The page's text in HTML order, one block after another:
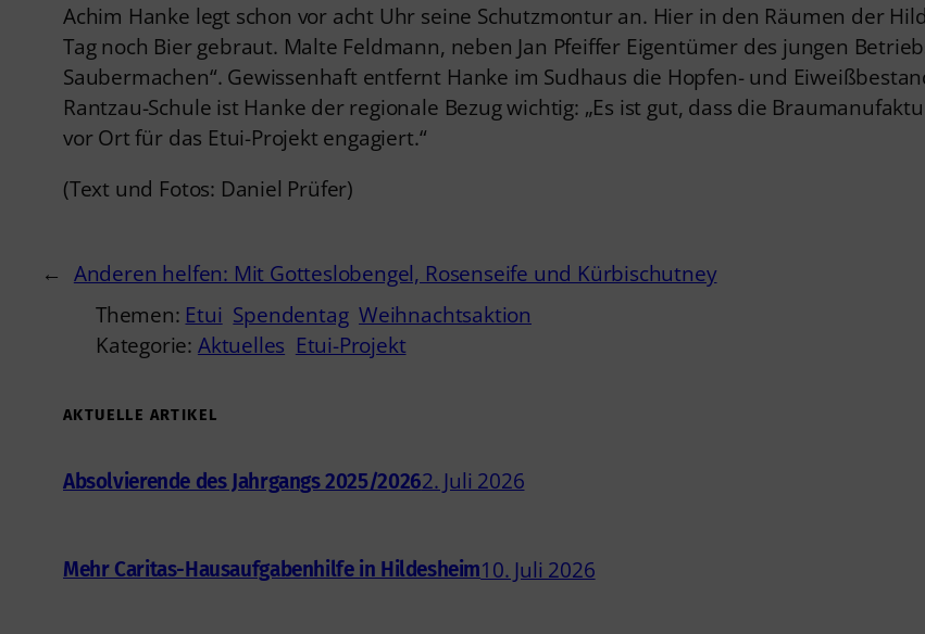
Achim Hanke legt schon vor acht Uhr seine Schutzmontur an. Hier in den Räumen der
Tag noch Bier gebraut. Malte Feldmann, neben Jan Pfeiffer Eigentümer des jungen
Saubermachen“. Gewissenhaft entfernt Hanke im Sudhaus die Hopfen- und
Rantzau-Schule ist Hanke der regionale Bezug wichtig: „Es ist gut, dass die
vor Ort für das Etui-Projekt engagiert.“
(Text und Fotos: Daniel Prüfer)
← Anderen helfen: Mit Gotteslobengel, Rosenseife und Kürbischutney
Themen: Etui Spendentag Weihnachtsaktion
Kategorie: Aktuelles Etui-Projekt
AKTUELLE ARTIKEL
Absolvierende des Jahrgangs 2025/20262. Juli 2026
Mehr Caritas-Hausaufgabenhilfe in Hildesheim10. Juli 2026